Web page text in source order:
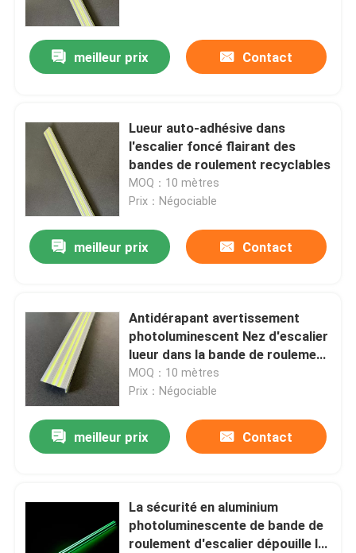
meilleur prix Contact
Lueur auto-adhésive dans
l'escalier foncé flairant des
bandes de roulement recyclables
MOQ：10 mètres
Prix：Négociable
meilleur prix Contact
Antidérapant avertissement
photoluminescent Nez d'escalier
lueur dans la bande de roulement
d'escalier sombre
MOQ：10 mètres
Prix：Négociable
meilleur prix Contact
La sécurité en aluminium
photoluminescente de bande de
roulement d'escalier dépouille le